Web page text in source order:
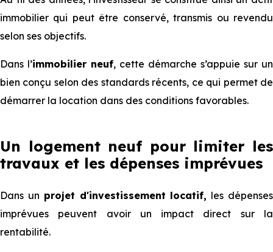
immobilier qui peut être conservé, transmis ou revendu
selon ses objectifs.
Dans l’immobilier neuf, cette démarche s’appuie sur un
bien conçu selon des standards récents, ce qui permet de
démarrer la location dans des conditions favorables.
Un logement neuf pour limiter les
travaux et les dépenses imprévues
Dans un projet d'investissement locatif, les dépenses
imprévues peuvent avoir un impact direct sur la
rentabilité.